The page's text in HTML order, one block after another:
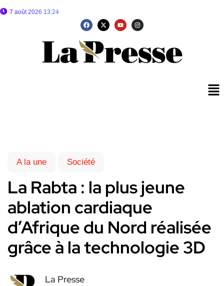
7 août 2026 13:24
A la une Société
La Rabta : la plus jeune
ablation cardiaque
d’Afrique du Nord réalisée
grâce à la technologie 3D
La Presse